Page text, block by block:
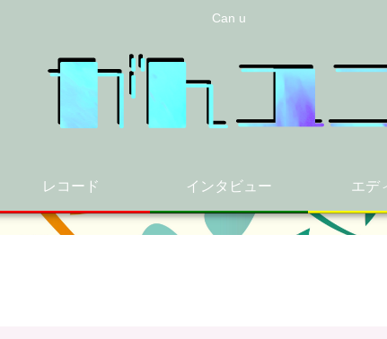
Can u
レコード インタビュー エデ